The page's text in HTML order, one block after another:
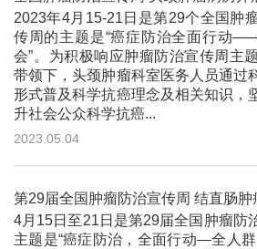
2023年4月15-21日是第29个全国肿
传周的主题是“癌症防治全面行动
会”。为积极响应肿瘤防治宣传周主
带领下，头颈肿瘤科室医务人员通过
形式普及科学抗癌理念及相关知识，
升社会公众科学抗癌...
2023.05.04
第29届全国肿瘤防治宣传周 结直肠肿
4月15日至21日是第29届全国肿瘤防
主题是“癌症防治，全面行动—全人群